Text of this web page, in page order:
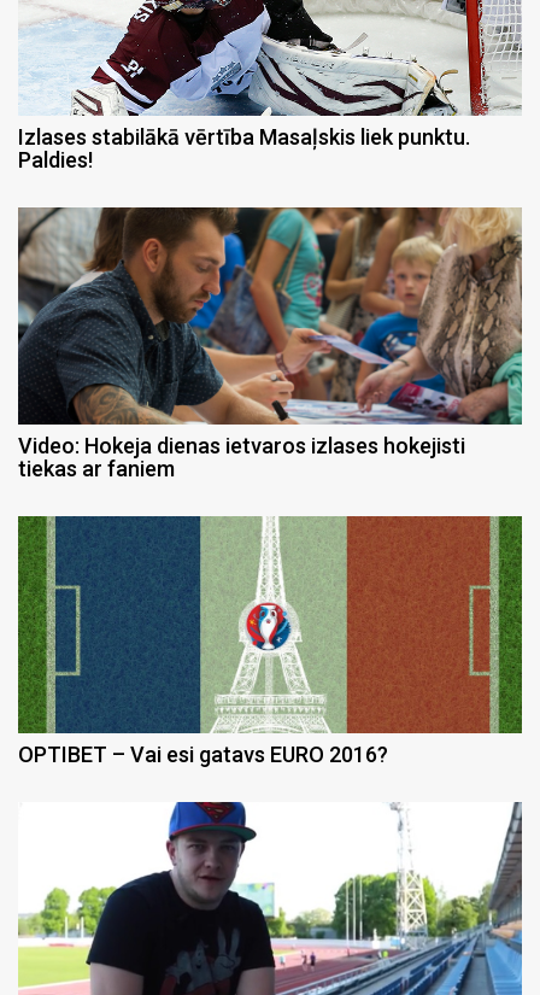
Izlases stabilākā vērtība Masaļskis liek punktu.
Paldies!
Video: Hokeja dienas ietvaros izlases hokejisti
tiekas ar faniem
OPTIBET – Vai esi gatavs EURO 2016?